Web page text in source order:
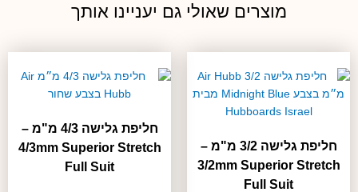
מוצרים שאולי גם יעניינו אותך
חליפת גלישה 3/2 מ"מ –
3/2mm Superior Stretch
Full Suit
חליפת גלישה 4/3 מ"מ –
4/3mm Superior Stretch
Full Suit